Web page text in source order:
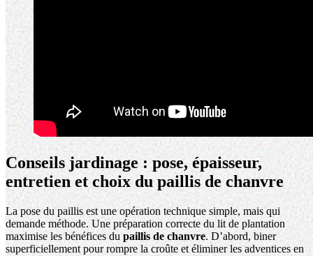
Conseils jardinage : pose, épaisseur,
entretien et choix du paillis de chanvre
La pose du paillis est une opération technique simple, mais qui
demande méthode. Une préparation correcte du lit de plantation
maximise les bénéfices du paillis de chanvre. D’abord, biner
superficiellement pour rompre la croûte et éliminer les adventices en